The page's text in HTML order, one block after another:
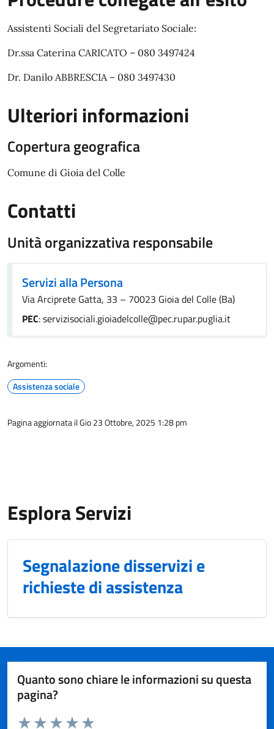
Assistenti Sociali del Segretariato Sociale:
Dr.ssa Caterina CARICATO – 080 3497424
Dr. Danilo ABBRESCIA – 080 3497430
Ulteriori informazioni
Copertura geografica
Comune di Gioia del Colle
Contatti
Unità organizzativa responsabile
Servizi alla Persona
Via Arciprete Gatta, 33 – 70023 Gioia del Colle (Ba)
PEC: servizisociali.gioiadelcolle@pec.rupar.puglia.it
Argomenti:
Assistenza sociale
Pagina aggiornata il Gio 23 Ottobre, 2025 1:28 pm
Esplora Servizi
Segnalazione disservizi e
richieste di assistenza
Quanto sono chiare le informazioni su questa
pagina?
Valuta da 1 a 5 stelle la pagina